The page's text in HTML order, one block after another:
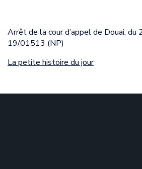
Arrêt de la cour d’appel de Douai, du
19/01513 (NP)
La petite histoire du jour